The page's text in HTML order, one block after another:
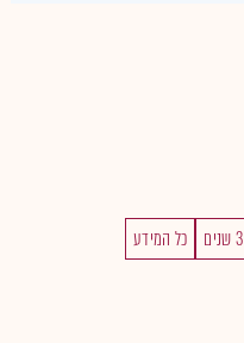
3 שנים כל המידע